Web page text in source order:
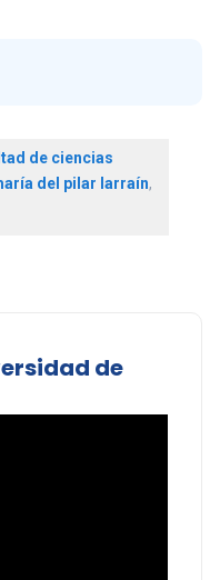
de ciencias
del pilar larraín,
de